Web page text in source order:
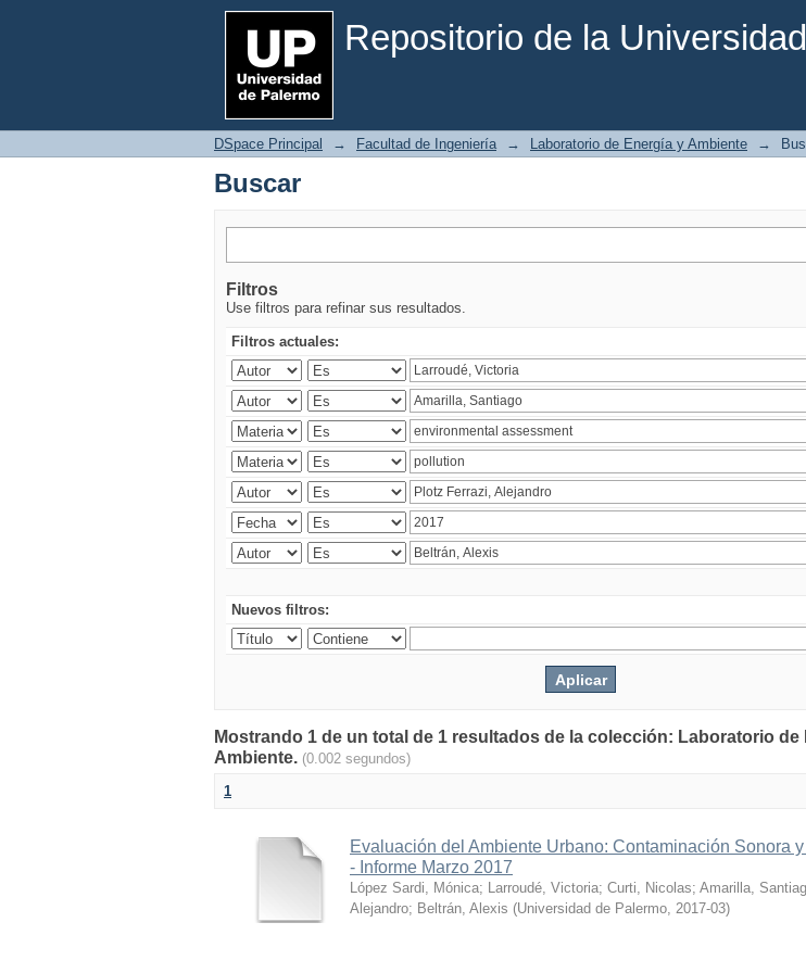
Repositorio de la
Buscar
DSpace Principal → Facultad de Ingeniería → Laboratorio de Energía y Ambiente →
Buscar
Filtros
Use filtros para refinar sus resultados.
Filtros actuales:
Nuevos filtros:
Mostrando 1 de un total de 1 resultados de la colección: Laboratorio de
Ambiente. (0.002 segundos)
1
Evaluación del Ambiente Urbano: Contaminación Sonora
- Informe Marzo 2017
López Sardi, Mónica; Larroudé, Victoria; Curti, Nicolas; Amarilla,
Alejandro; Beltrán, Alexis (Universidad de Palermo, 2017-03)